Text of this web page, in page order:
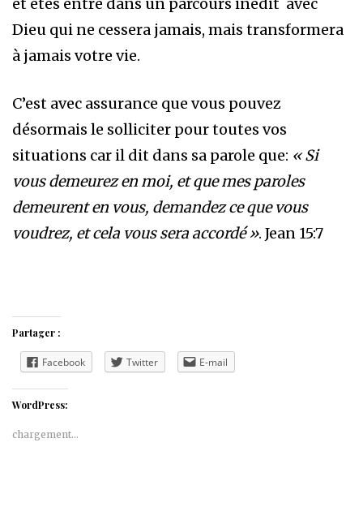
Dieu qui ne cessera jamais, mais transformera
à jamais votre vie.
C’est avec assurance que vous pouvez
désormais le solliciter pour toutes vos
situations car il dit dans sa parole que: « Si
vous demeurez en moi, et que mes paroles
demeurent en vous, demandez ce que vous
voudrez, et cela vous sera accordé ». Jean 15:7
Partager :
Facebook Twitter E-mail
WordPress:
chargement…